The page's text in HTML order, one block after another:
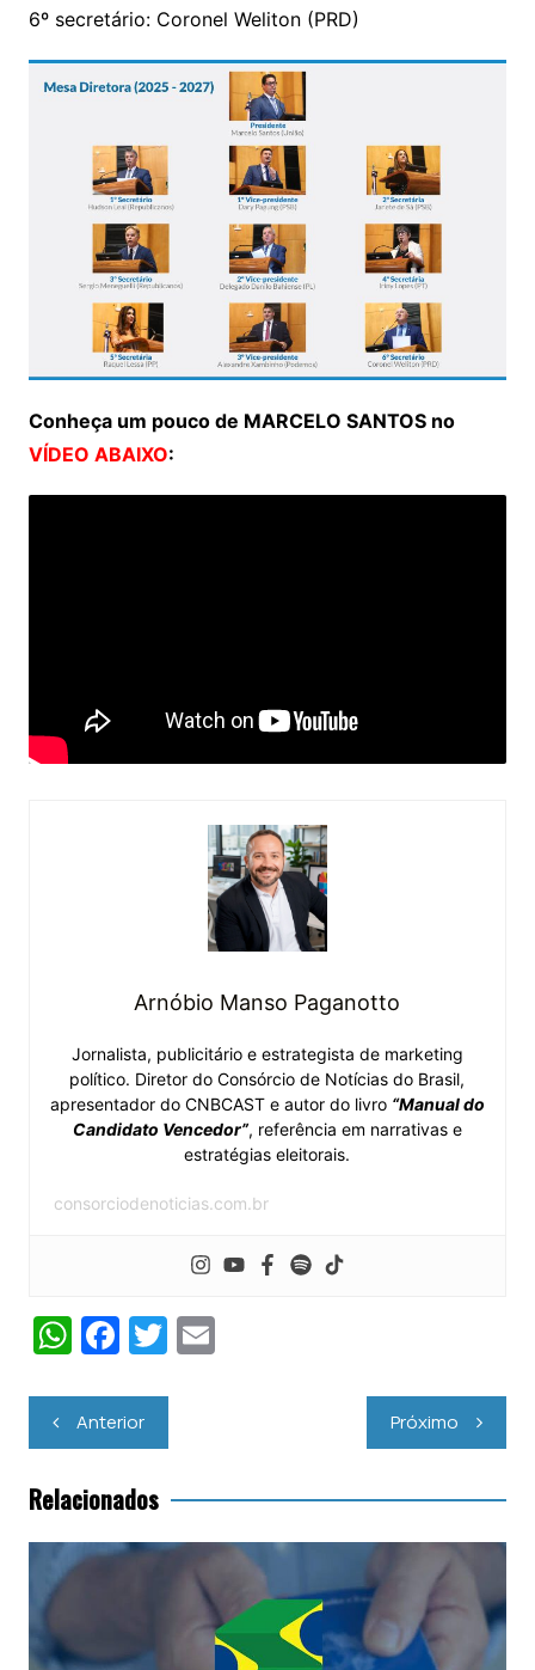
6º secretário: Coronel Weliton (PRD)
Conheça um pouco de MARCELO SANTOS no
VÍDEO ABAIXO:
Arnóbio Manso Paganotto
Jornalista, publicitário e estrategista de marketing
político. Diretor do Consórcio de Notícias do Brasil,
apresentador do CNBCAST e autor do livro “Manual do
Candidato Vencedor”, referência em narrativas e
estratégias eleitorais.
consorciodenoticias.com.br
W
at
s
A
p
F
c
e
b
o
T
itt
er
E
Navegação
de
Post
Anterior Próximo
Relacionados